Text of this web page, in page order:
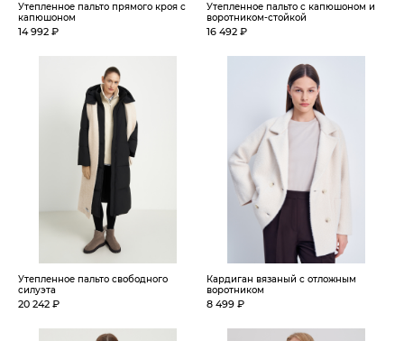
Утепленное пальто прямого кроя с
капюшоном
14 992 ₽
Утепленное пальто с капюшоном и
воротником-стойкой
16 492 ₽
Утепленное пальто свободного
силуэта
20 242 ₽
Кардиган вязаный с отложным
воротником
8 499 ₽